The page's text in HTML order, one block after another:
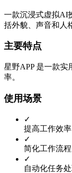
一款沉浸式虚拟AI
括外貌、声音和人
主要特点
星野APP 是一款
率。
使用场景
✓
提高工作效率
✓
简化工作流程
✓
自动化任务